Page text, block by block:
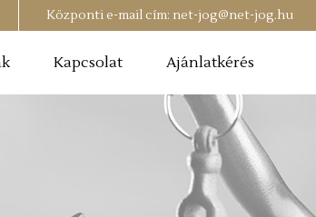
Központi e-mail cím: net-jog@net-jog.hu
Kapcsolat Ajánlatkérés